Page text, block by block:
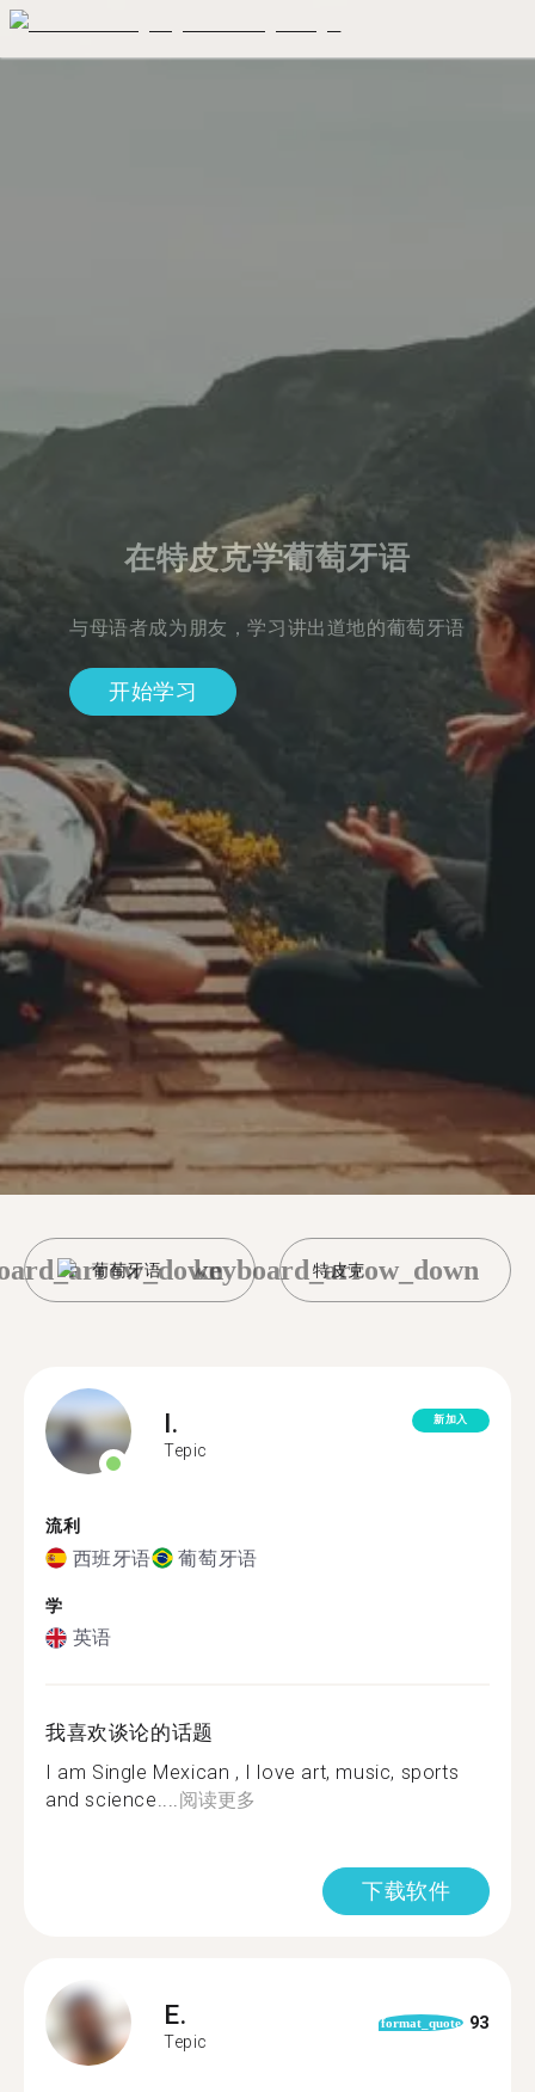
在特皮克学葡萄牙语
与母语者成为朋友，学习讲出道地的葡萄牙语
开始学习
葡萄牙语 特皮克
keyboard_arrow_down
I.
Tepic
新加入
流利
西班牙语 葡萄牙语
学
英语
我喜欢谈论的话题
I am Single Mexican , I love art, music, sports
and science....阅读更多
下载软件
E.
Tepic
format_quote 93